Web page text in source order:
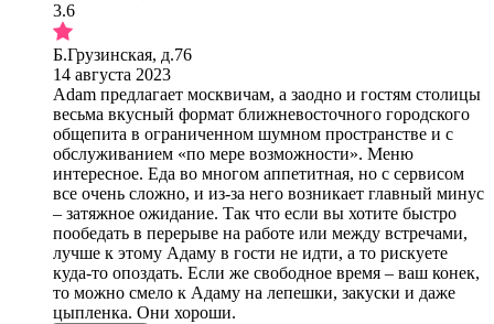
3.6
Б.Грузинская, д.76
14 августа 2023
Adam предлагает москвичам, а заодно и гостям столицы
весьма вкусный формат ближневосточного городского
общепита в ограниченном шумном пространстве и с
обслуживанием «по мере возможности». Меню
интересное. Еда во многом аппетитная, но с сервисом
все очень сложно, и из-за него возникает главный минус
– затяжное ожидание. Так что если вы хотите быстро
пообедать в перерыве на работе или между встречами,
лучше к этому Адаму в гости не идти, а то рискуете
куда-то опоздать. Если же свободное время – ваш конек,
то можно смело к Адаму на лепешки, закуски и даже
цыпленка. Они хороши.